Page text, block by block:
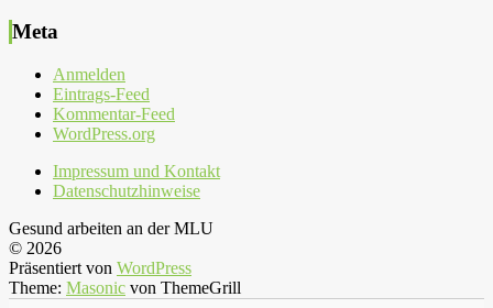
Meta
Anmelden
Eintrags-Feed
Kommentar-Feed
WordPress.org
Impressum und Kontakt
Datenschutzhinweise
Gesund arbeiten an der MLU
© 2026
Präsentiert von WordPress
Theme: Masonic von ThemeGrill